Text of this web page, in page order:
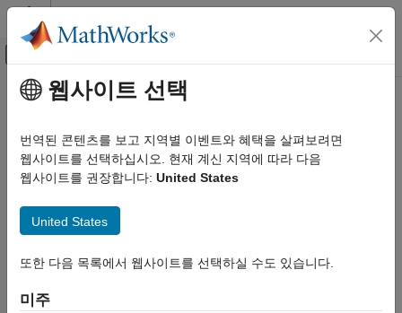
콘텐츠로 바로 가기
오프캔버스 탐색 메뉴 토글
문서 홈
주요 콘텐츠
웹사이트 선택
번역된 콘텐츠를 보고 지역별 이벤트와 혜택을 살펴보려면
웹사이트를 선택하십시오. 현재 계신 지역에 따라 다음
웹사이트를 권장합니다: United States
United States
또한 다음 목록에서 웹사이트를 선택하실 수도 있습니다.
미주